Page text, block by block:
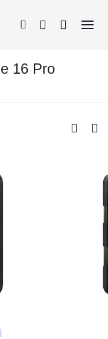
16 Pro